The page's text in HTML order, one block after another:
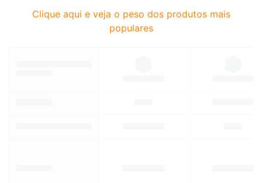
Clique aqui e veja o peso dos produtos mais
populares